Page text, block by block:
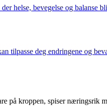
helse, bevegelse og balanse
tilpasse deg endringene og
på kroppen, spiser næringsrik